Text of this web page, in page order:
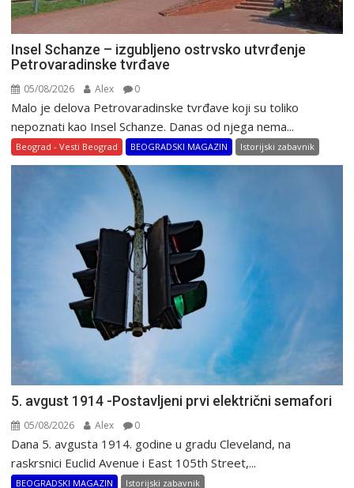
Insel Schanze – izgubljeno ostrvsko utvrđenje
Petrovaradinske tvrđave
05/08/2026 Alex 0
Malo je delova Petrovaradinske tvrđave koji su toliko
nepoznati kao Insel Schanze. Danas od njega nema...
Beograd - Vesti Beograd BEOGRADSKI MAGAZIN Istorijski zabavnik
5. avgust 1914 -Postavljeni prvi električni semafori
05/08/2026 Alex 0
Dana 5. avgusta 1914. godine u gradu Cleveland, na
raskrsnici Euclid Avenue i East 105th Street,...
BEOGRADSKI MAGAZIN Istorijski zabavnik